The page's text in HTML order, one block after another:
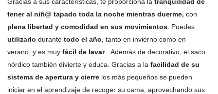
tener al niñ@ tapado toda la noche mientras duerme, con
plena libertad y comodidad en sus movimientos . Puedes
utilizarlo durante todo el año , tanto en invierno como en
verano, y es muy fácil de lavar. Además de decorativo, el saco
nórdico también divierte y educa. Gracias a la facilidad de su
sistema de apertura y cierre los más pequeños se pueden
iniciar en el aprendizaje de recoger su cama, aprovechando sus